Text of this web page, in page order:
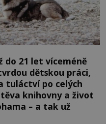
do 21 let víceméně
dětskou práci,
tuláctví po celých
knihovny a život
– a tak už